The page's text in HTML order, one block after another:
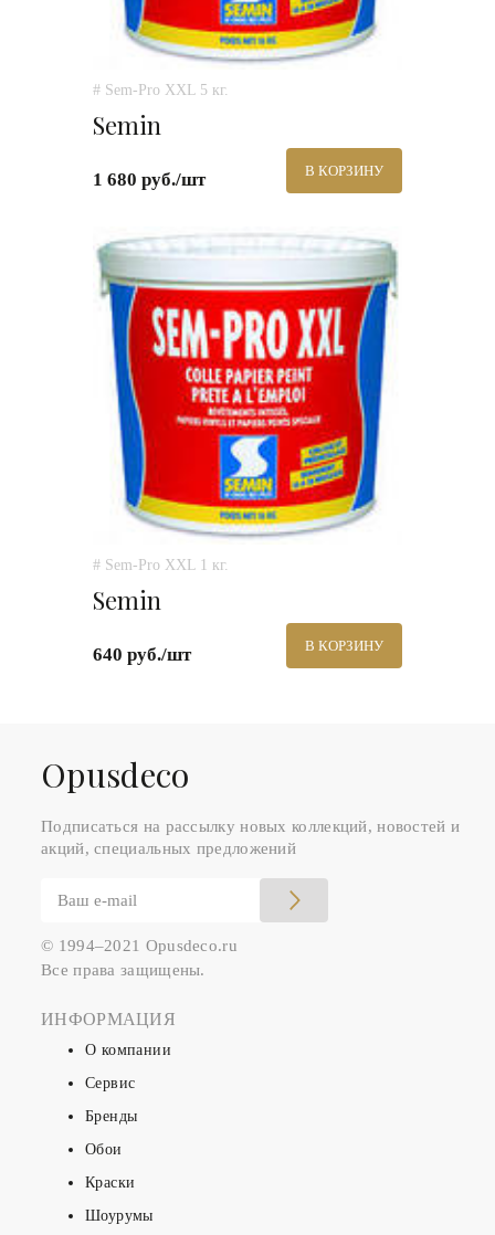
# Sem-Pro XXL 5 кг.
Semin
1 680 руб./шт В КОРЗИНУ
# Sem-Pro XXL 1 кг.
Semin
640 руб./шт В КОРЗИНУ
Оpusdeco
Подписаться на рассылку новых коллекций, новостей и
акций, специальных предложений
© 1994–2021 Opusdeco.ru
Все права защищены.
ИНФОРМАЦИЯ
О компании
Сервис
Бренды
Обои
Краски
Шоурумы